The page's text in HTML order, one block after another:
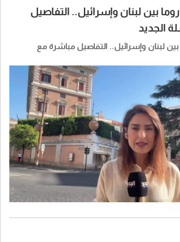
بين لبنان وإسرائيل.. التفاصيل
الجديد
لبنان وإسرائيل.. التفاصيل مباشرة مع